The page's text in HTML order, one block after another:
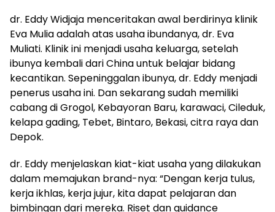
dr. Eddy Widjaja menceritakan awal berdirinya klinik
Eva Mulia adalah atas usaha ibundanya, dr. Eva
Muliati. Klinik ini menjadi usaha keluarga, setelah
ibunya kembali dari China untuk belajar bidang
kecantikan. Sepeninggalan ibunya, dr. Eddy menjadi
penerus usaha ini. Dan sekarang sudah memiliki
cabang di Grogol, Kebayoran Baru, karawaci, Cileduk,
kelapa gading, Tebet, Bintaro, Bekasi, citra raya dan
Depok.
dr. Eddy menjelaskan kiat-kiat usaha yang dilakukan
dalam memajukan brand-nya: “Dengan kerja tulus,
kerja ikhlas, kerja jujur, kita dapat pelajaran dan
bimbingan dari mereka. Riset dan guidance